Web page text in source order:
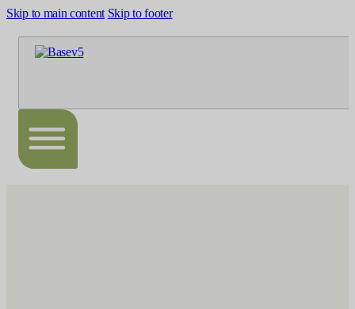
Skip to main content Skip to footer